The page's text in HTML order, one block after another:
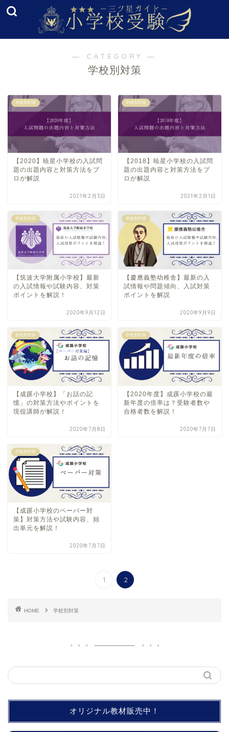
― CATEGORY ―
学校別対策
学校別対策
【2020】暁星小学校の入試問
題の出題内容と対策方法をプ
ロが解説
2021年2月3日
学校別対策
【2018】暁星小学校の入試問
題の出題内容と対策方法をプ
ロが解説
2021年2月1日
学校別対策
【筑波大学附属小学校】最新
の入試情報や試験内容、対策
ポイントを解説！
2020年9月12日
学校別対策
【慶應義塾幼稚舎】最新の入
試情報や問題傾向、入試対策
ポイントを解説
2020年9月9日
学校別対策
【成蹊小学校】「お話の記
憶」の対策方法やポイントを
現役講師が解説！
2020年7月8日
学校別対策
【2020年度】成蹊小学校の最
新年度の倍率は？受験者数や
合格者数を解説！
2020年7月7日
学校別対策
【成蹊小学校のペーパー対
策】対策方法や試験内容、頻
出単元を解説！
2020年7月7日
1 2
HOME 学校別対策
オリジナル教材販売中！